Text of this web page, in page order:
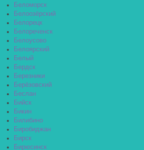
Беломорск
Белоозёрский
Белорецк
Белореченск
Белоусово
Белоярский
Белый
Бердск
Березники
Берёзовский
Беслан
Бийск
Бикин
Билибино
Биробиджан
Бирск
Бирюсинск